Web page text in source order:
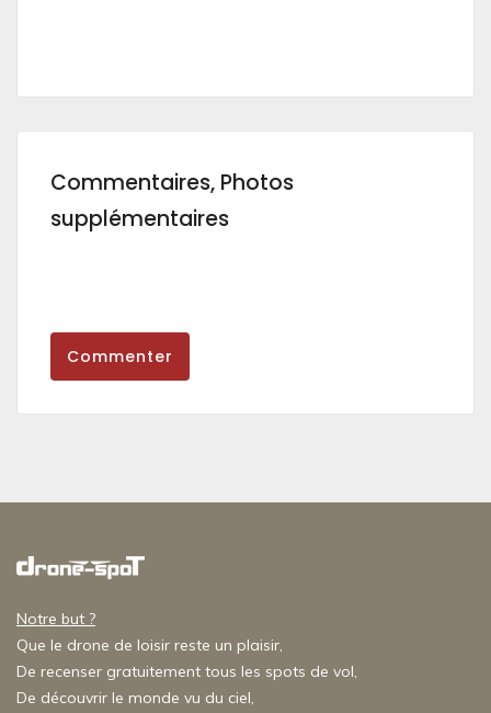
Commentaires, Photos
supplémentaires
Commenter
Notre but ?
Que le drone de loisir reste un plaisir,
De recenser gratuitement tous les spots de vol,
De découvrir le monde vu du ciel,